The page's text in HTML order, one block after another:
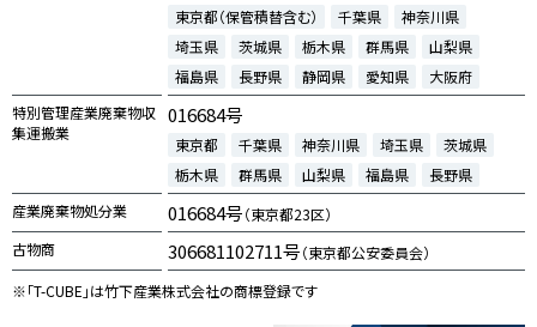
東京都（保管積替含む） 千葉県
神奈川県
埼玉県
茨城県 栃木県 群馬県
山梨県
福島県
長野県 静岡県 愛知県
大阪府
特別管理産業廃棄物収
集運搬業
016684号
東京都 千葉県 神奈川県 埼玉県
茨城県
栃木県
群馬県 山梨県 福島県
長野県
産業廃棄物処分業
016684号（東京都23区）
古物商
306681102711号（東京都公安委員会）
※「T-CUBE」は竹下産業株式会社の商標登録です